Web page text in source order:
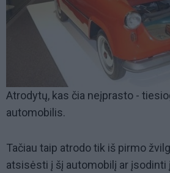
Atrodytų, kas čia neįprasto -
automobilis.
Tačiau taip atrodo tik iš pirmo
atsisėsti į šį automobilį ar įsodinti